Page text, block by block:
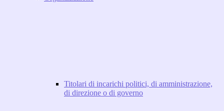
Titolari di incarichi politici, di amministrazione,
di direzione o di governo